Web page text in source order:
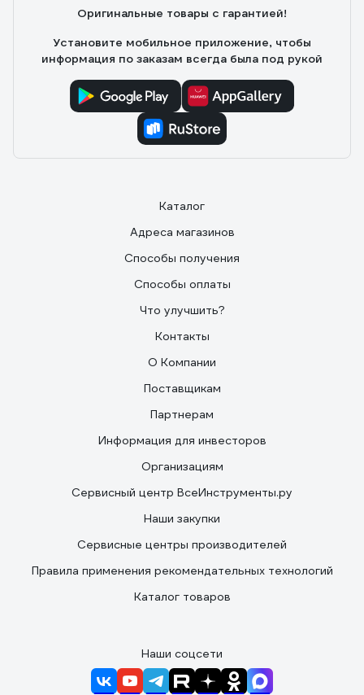
Оригинальные товары с гарантией!
Установите мобильное приложение, чтобы
информация по заказам всегда была под рукой
Каталог
Адреса магазинов
Способы получения
Способы оплаты
Что улучшить?
Контакты
О Компании
Поставщикам
Партнерам
Информация для инвесторов
Организациям
Сервисный центр ВсеИнструменты.ру
Наши закупки
Сервисные центры производителей
Правила применения рекомендательных технологий
Каталог товаров
Наши соцсети